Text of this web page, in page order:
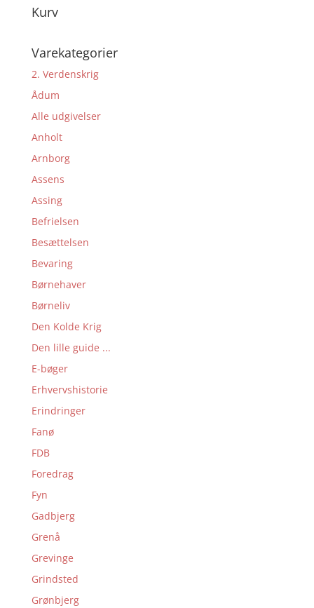
Kurv
Varekategorier
2. Verdenskrig
Ådum
Alle udgivelser
Anholt
Arnborg
Assens
Assing
Befrielsen
Besættelsen
Bevaring
Børnehaver
Børneliv
Den Kolde Krig
Den lille guide ...
E-bøger
Erhvervshistorie
Erindringer
Fanø
FDB
Foredrag
Fyn
Gadbjerg
Grenå
Grevinge
Grindsted
Grønbjerg